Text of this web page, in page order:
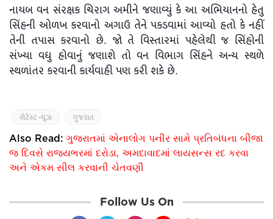
નાયબ વન સંરક્ષક ચિરાગ અમીને જણાવ્યું કે આ અભિયાનનો હેતુ
સિંહની ઓળખ કરવાનો અગાઉ તેને પકડવામાં આવ્યો હતો કે નહીં
તેની તપાસ કરવાનો છે. જો તે વિસ્તારમાં પહેલેથી જ સિંહોની
સંખ્યા વધુ હોવાનું જણાશે તો વન વિભાગ સિંહને અન્ય સ્થળે
સ્થળાંતર કરવાની કાર્યવાહી પણ કરી શકે છે.
લેટેસ્ટ ન્યૂઝ ગુજરાત
Also Read: ગુજરાતમાં એનાલોગ પનીર સામે પ્રતિબંધના બીજા
જ દિવસે રાજ્યભરમાં દરોડા, અમદાવાદમાં લાયસન્સ રદ કરવા
અને એકમ સીલ કરવાની ચેતવણી
Follow Us On